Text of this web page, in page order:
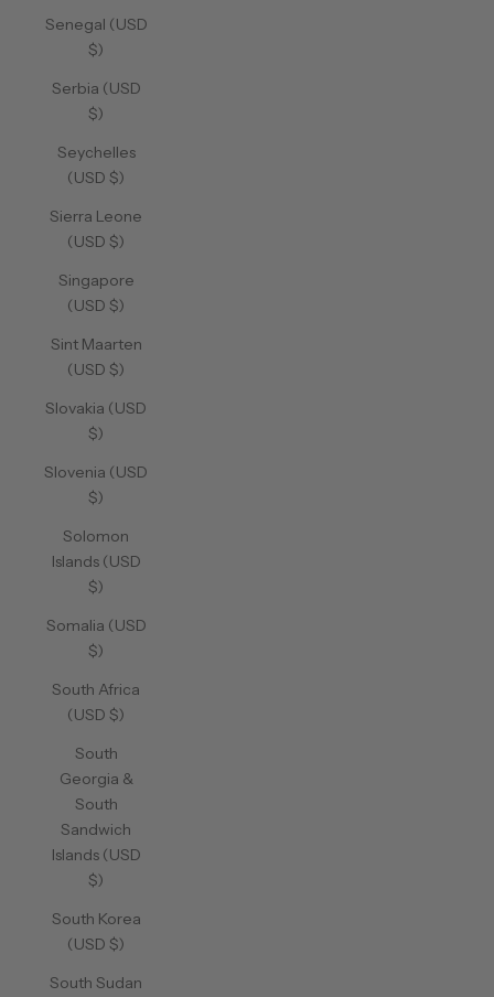
Senegal (USD
$)
Serbia (USD
$)
Seychelles
(USD $)
Sierra Leone
(USD $)
Singapore
(USD $)
Sint Maarten
(USD $)
Slovakia (USD
$)
Slovenia (USD
$)
Solomon
Islands (USD
$)
Somalia (USD
$)
South Africa
(USD $)
South
Georgia &
South
Sandwich
Islands (USD
$)
South Korea
(USD $)
South Sudan